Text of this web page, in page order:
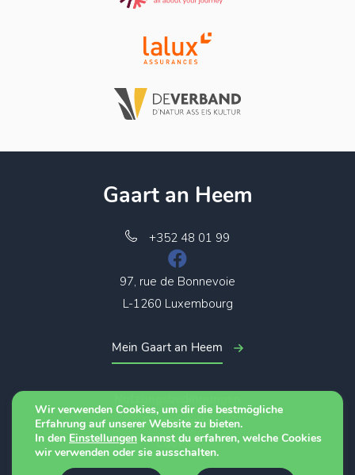
Gaart an Heem
+352 48 01 99
97, rue de Bonnevoie
L-1260 Luxembourg
Mein Gaart an Heem
Datenschutz
Cookies
Wir verwenden Cookies, um dir die bestmögliche
Erfahrung auf unserer Website zu bieten.
In den Einstellungen kannst du erfahren, welche Cookies
wir verwenden oder sie ausschalten.